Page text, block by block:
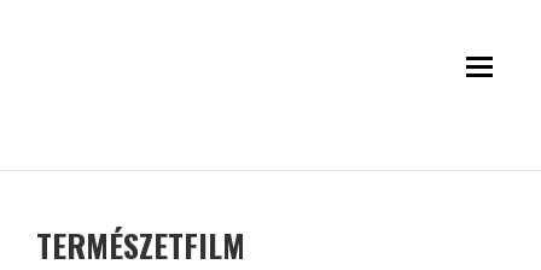
TERMÉSZETFILM